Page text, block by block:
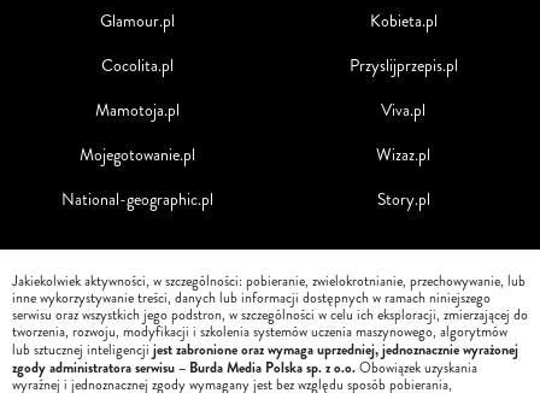
Glamour.pl
Cocolita.pl
Mamotoja.pl
Mojegotowanie.pl
National-geographic.pl
Kobieta.pl
Przyslijprzepis.pl
Viva.pl
Wizaz.pl
Story.pl
Jakiekolwiek aktywności, w szczególności: pobieranie, zwielokrotnianie, przechowywanie, lub
inne wykorzystywanie treści, danych lub informacji dostępnych w ramach niniejszego
serwisu oraz wszystkich jego podstron, w szczególności w celu ich eksploracji, zmierzającej do
tworzenia, rozwoju, modyfikacji i szkolenia systemów uczenia maszynowego, algorytmów
lub sztucznej inteligencji jest zabronione oraz wymaga uprzedniej, jednoznacznie wyrażonej
zgody administratora serwisu – Burda Media Polska sp. z o.o.Obowiązek uzyskania
wyraźnej i jednoznacznej zgody wymagany jest bez względu sposób pobierania,